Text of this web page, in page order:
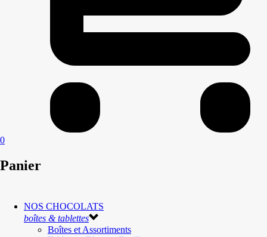
0
Panier
NOS CHOCOLATS
boîtes & tablettes
Boîtes et Assortiments